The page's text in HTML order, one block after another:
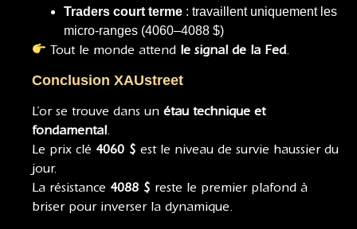
Traders court terme : travaillent uniquement les
micro-ranges (4060–4088 $)
Tout le monde attend le signal de la Fed.
Conclusion XAUstreet
L’or se trouve dans un étau technique et
fondamental.
Le prix clé 4060 $ est le niveau de survie haussier du
jour.
La résistance 4088 $ reste le premier plafond à
briser pour inverser la dynamique.